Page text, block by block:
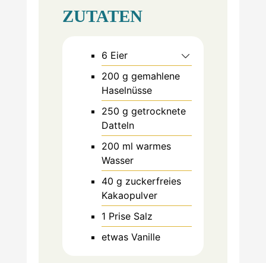
ZUTATEN
6 Eier
200 g gemahlene
Haselnüsse
250 g getrocknete
Datteln
200 ml warmes
Wasser
40 g zuckerfreies
Kakaopulver
1 Prise Salz
etwas Vanille